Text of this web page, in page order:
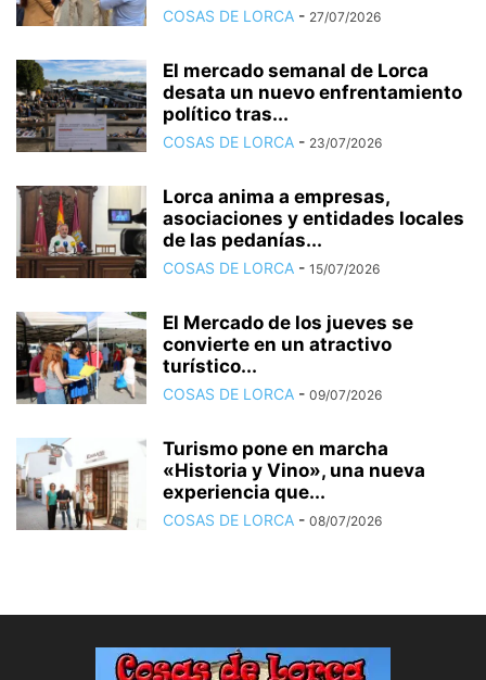
COSAS DE LORCA - 27/07/2026
El mercado semanal de Lorca
desata un nuevo enfrentamiento
político tras...
COSAS DE LORCA - 23/07/2026
Lorca anima a empresas,
asociaciones y entidades locales
de las pedanías...
COSAS DE LORCA - 15/07/2026
El Mercado de los jueves se
convierte en un atractivo
turístico...
COSAS DE LORCA - 09/07/2026
Turismo pone en marcha
«Historia y Vino», una nueva
experiencia que...
COSAS DE LORCA - 08/07/2026